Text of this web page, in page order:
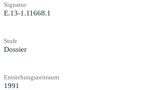
Signatur
E.13-1.11668.1
Stufe
Dossier
Entstehungszeitraum
1991